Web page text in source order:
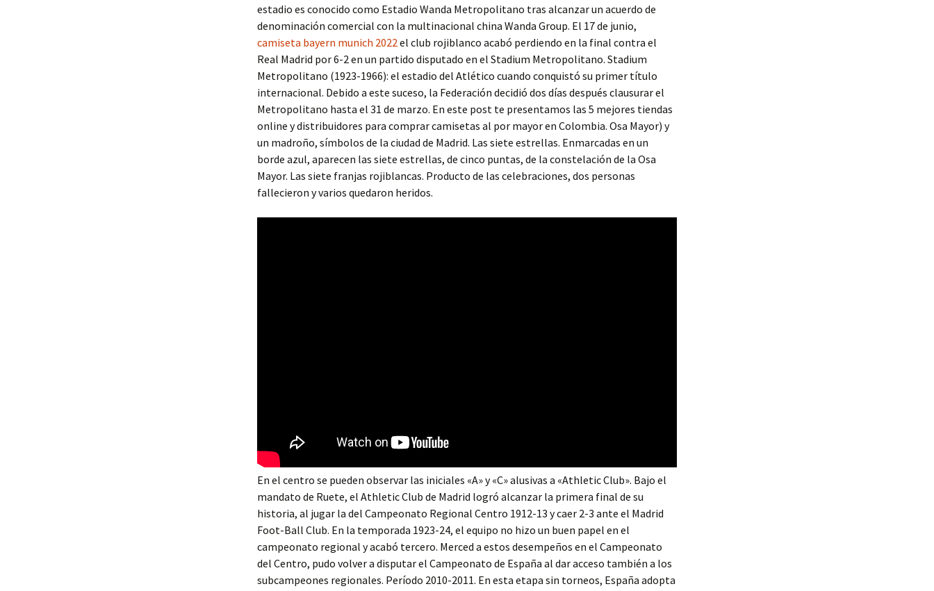
estadio es conocido como Estadio Wanda Metropolitano tras alcanzar un acuerdo de
denominación comercial con la multinacional china Wanda Group. El 17 de junio,
camiseta bayern munich 2022el club rojiblanco acabó perdiendo en la final contra el
Real Madrid por 6-2 en un partido disputado en el Stadium Metropolitano. Stadium
Metropolitano (1923-1966): el estadio del Atlético cuando conquistó su primer título
internacional. Debido a este suceso, la Federación decidió dos días después clausurar el
Metropolitano hasta el 31 de marzo. En este post te presentamos las 5 mejores tiendas
online y distribuidores para comprar camisetas al por mayor en Colombia. Osa Mayor) y
un madroño, símbolos de la ciudad de Madrid. Las siete estrellas. Enmarcadas en un
borde azul, aparecen las siete estrellas, de cinco puntas, de la constelación de la Osa
Mayor. Las siete franjas rojiblancas. Producto de las celebraciones, dos personas
fallecieron y varios quedaron heridos.
En el centro se pueden observar las iniciales «A» y «C» alusivas a «Athletic Club». Bajo el
mandato de Ruete, el Athletic Club de Madrid logró alcanzar la primera final de su
historia, al jugar la del Campeonato Regional Centro 1912-13 y caer 2-3 ante el Madrid
Foot-Ball Club. En la temporada 1923-24, el equipo no hizo un buen papel en el
campeonato regional y acabó tercero. Merced a estos desempeños en el Campeonato
del Centro, pudo volver a disputar el Campeonato de España al dar acceso también a los
subcampeones regionales. Período 2010-2011. En esta etapa sin torneos, España adopta